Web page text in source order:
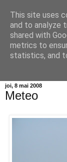
Info
BINE AȚI
06 August, 2026
joi, 8 mai 2008
Meteo
This site uses
and to analyze
shared with
metrics to
statistics, and